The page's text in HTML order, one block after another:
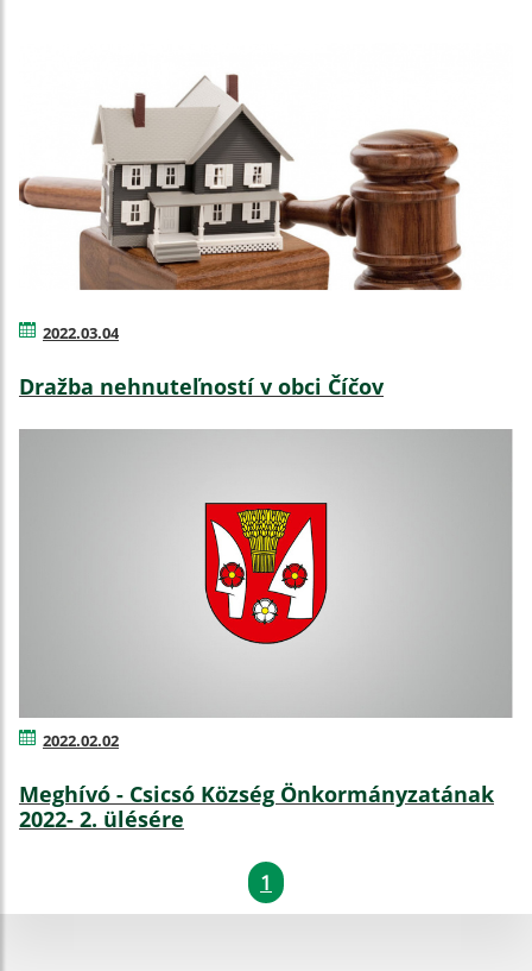
2022.03.04
Dražba nehnuteľností v obci Číčov
2022.02.02
Meghívó - Csicsó Község Önkormányzatának
2022- 2. ülésére
1